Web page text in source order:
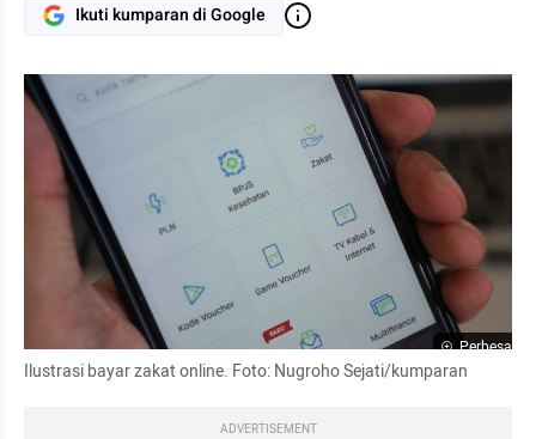
Ikuti kumparan di Google
Perbesar
Ilustrasi bayar zakat online. Foto: Nugroho Sejati/kumparan
ADVERTISEMENT